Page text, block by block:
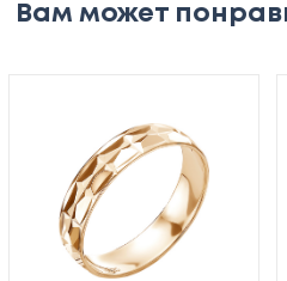
Вам может